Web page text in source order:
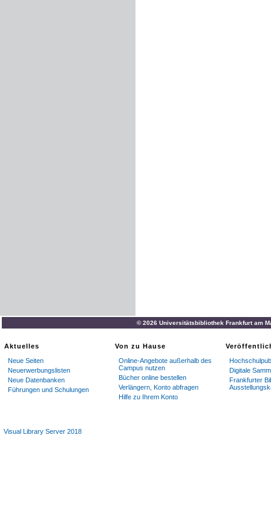
© 2026 Universitätsbibliothek Frankfurt am
Aktuelles
Neue Seiten
Neuerwerbungslisten
Neue Datenbanken
Führungen und Schulungen
Von zu Hause
Online-Angebote außerhalb des
Campus nutzen
Bücher online bestellen
Verlängern, Konto abfragen
Hilfe zu Ihrem Konto
Digitale
Frankfurter
Visual Library Server 2018